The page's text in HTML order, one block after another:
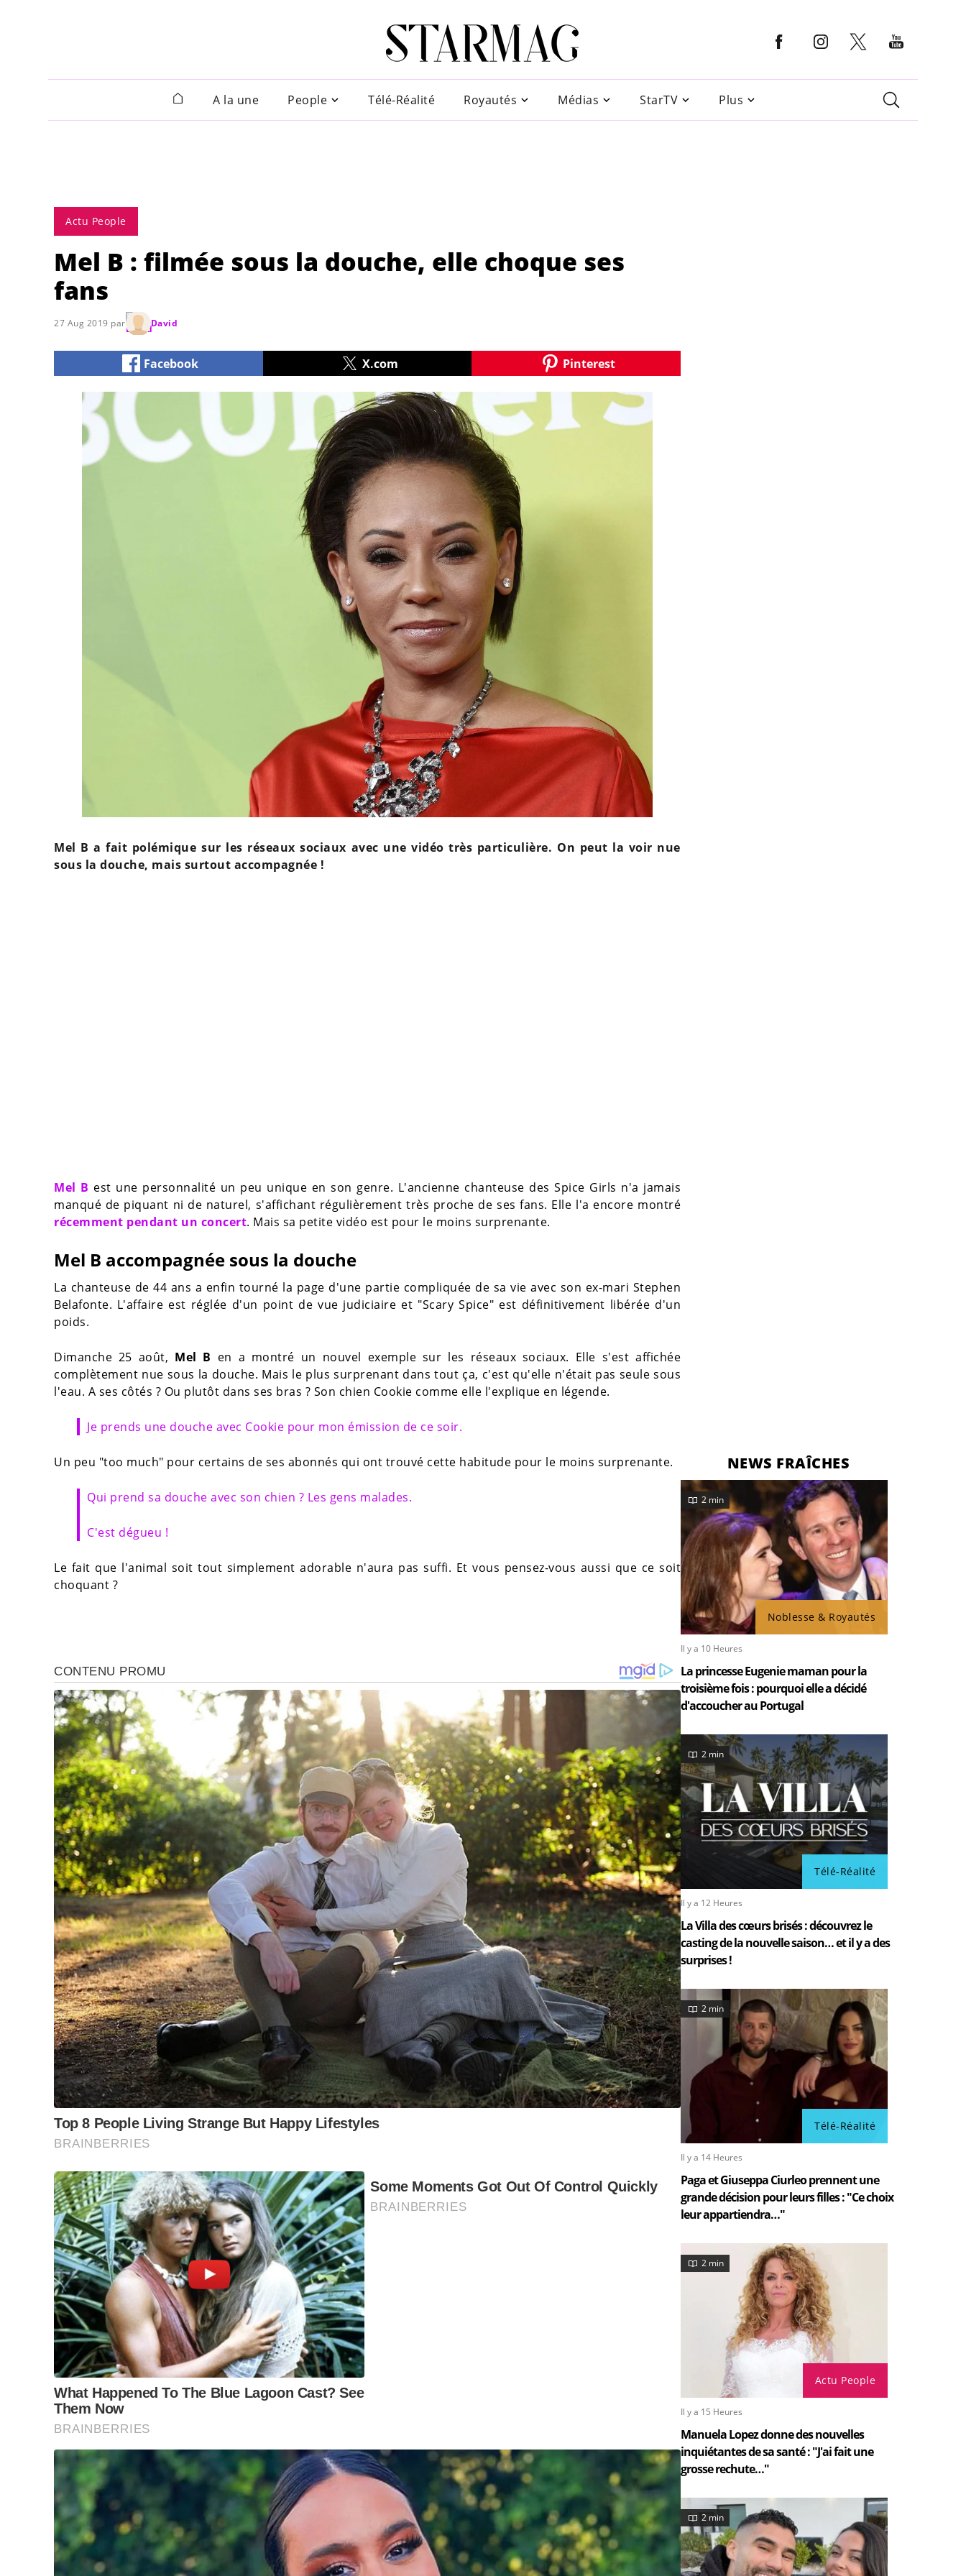
A la une People Télé-Réalité Royautés Médias StarTV Plus
Actu People
Mel B : filmée sous la douche, elle choque ses
fans
27 Aug 2019 par David
Facebook X.com Pinterest
Mel B a fait polémique sur les réseaux sociaux avec une vidéo très particulière. On peut la voir nue
sous la douche, mais surtout accompagnée !
Mel B est une personnalité un peu unique en son genre. L'ancienne chanteuse des Spice Girls n'a jamais
manqué de piquant ni de naturel, s'affichant régulièrement très proche de ses fans. Elle l'a encore montré
récemment pendant un concert. Mais sa petite vidéo est pour le moins surprenante.
Mel B accompagnée sous la douche
La chanteuse de 44 ans a enfin tourné la page d'une partie compliquée de sa vie avec son ex-mari Stephen
Belafonte. L'affaire est réglée d'un point de vue judiciaire et "Scary Spice" est définitivement libérée d'un
poids.
Dimanche 25 août, Mel B en a montré un nouvel exemple sur les réseaux sociaux. Elle s'est affichée
complètement nue sous la douche. Mais le plus surprenant dans tout ça, c'est qu'elle n'était pas seule sous
l'eau. A ses côtés ? Ou plutôt dans ses bras ? Son chien Cookie comme elle l'explique en légende.
Je prends une douche avec Cookie pour mon émission de ce soir.
Un peu "too much" pour certains de ses abonnés qui ont trouvé cette habitude pour le moins surprenante.
Qui prend sa douche avec son chien ? Les gens malades.
C'est dégueu !
Le fait que l'animal soit tout simplement adorable n'aura pas suffi. Et vous pensez-vous aussi que ce soit
choquant ?
NEWS FRAÎCHES
Noblesse & Royautés
2 min
Il y a 10 Heures
La princesse Eugenie maman pour la
troisième fois : pourquoi elle a décidé
d'accoucher au Portugal
Télé-Réalité
2 min
Il y a 12 Heures
La Villa des cœurs brisés : découvrez le
casting de la nouvelle saison… et il y a des
surprises !
Télé-Réalité
2 min
Il y a 14 Heures
Paga et Giuseppa Ciurleo prennent une
grande décision pour leurs filles : "Ce choix
leur appartiendra…"
Actu People
2 min
Il y a 15 Heures
Manuela Lopez donne des nouvelles
inquiétantes de sa santé : "J'ai fait une
grosse rechute…"
2 min